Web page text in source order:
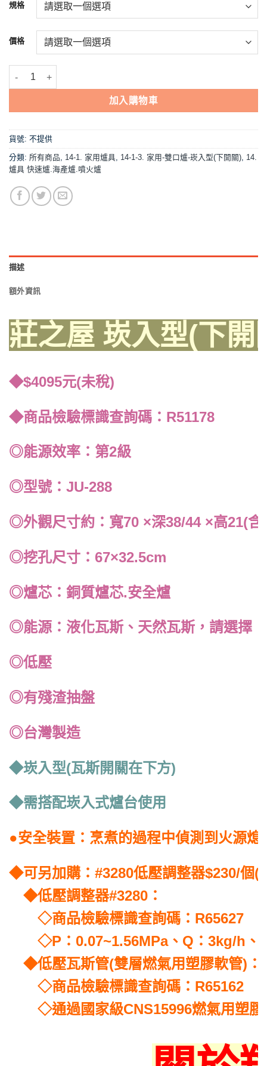
到
NT$4,600
規格
價格
【莊之屋JU-288崁入型(下開關).雙口瓦斯爐】家用爐具/低壓 數量
加入購物車
貨號: 不提供
分類: 所有商品, 14-1. 家用爐具, 14-1-3. 家用-雙口爐-崁入型(下開關), 14.
爐具 快速爐.海產爐.噴火爐
描述
額外資訊
莊之屋 崁入型(下開
◆$4095元(未稅)
◆商品檢驗標識查詢碼：R51178
◎能源效率：第2級
◎型號：JU-288
◎外觀尺寸約：寬70 ×深38/44 ×高21(含
◎挖孔尺寸：67×32.5cm
◎爐芯：銅質爐芯.安全爐
◎能源：液化瓦斯、天然瓦斯，請選擇
◎低壓
◎有殘渣抽盤
◎台灣製造
◆崁入型(瓦斯開關在下方)
◆需搭配崁入式爐台使用
●安全裝置：烹煮的過程中偵測到火源
◆可另加購：#3280低壓調整器$230/個(
◆低壓調整器#3280：
◇商品檢驗標識查詢碼：R65627
◇P：0.07~1.56MPa、Q：3kg/h、
◆低壓瓦斯管(雙層燃氣用塑膠軟管)：
◇商品檢驗標識查詢碼：R65162
◇通過國家級CNS15996燃氣用塑膠